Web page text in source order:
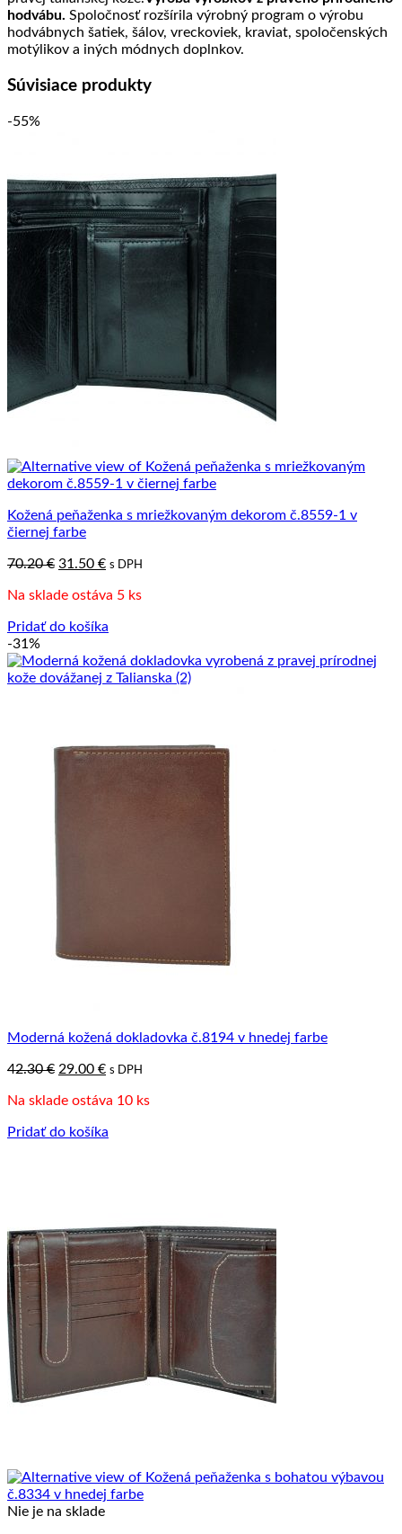
hodvábu. Spoločnosť rozšírila výrobný program o výrobu
hodvábnych šatiek, šálov, vreckoviek, kraviat, spoločenských
motýlikov a iných módnych doplnkov.
Súvisiace produkty
-55%
Kožená peňaženka s mriežkovaným dekorom č.8559-1 v
čiernej farbe
70.20€ Pôvodná
bola:
31.50 €Aktuálna
je:
s DPH
Na sklade ostáva 5 ks
Pridať do košíka
-31%
Moderná kožená dokladovka č.8194 v hnedej farbe
42.30€ Pôvodná
bola:
29.00 €Aktuálna
je:
s DPH
Na sklade ostáva 10 ks
Pridať do košíka
Nie je na sklade